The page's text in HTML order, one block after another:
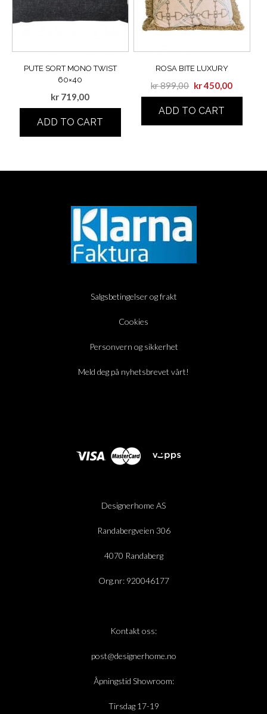
PUTE SORT MONO TWIST
60×40
kr 719,00
ADD TO CART
ROSA BITE LUXURY
kr899,00 kr450,00
ADD TO CART
Salgsbetingelser og frakt
Cookies
Personvern og sikkerhet
Meld deg på nyhetsbrevet vårt!
Designerhome AS
Randabergveien 306
4070 Randaberg
Org.nr: 920046177
Kontakt oss:
post@designerhome.no
Åpningstid Showroom:
Tirsdag 17-19